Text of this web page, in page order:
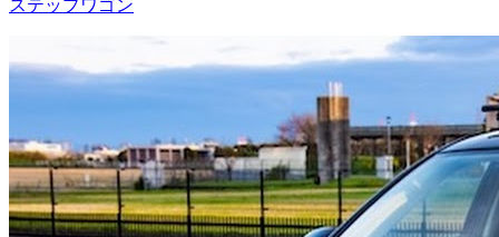
ステップワゴン